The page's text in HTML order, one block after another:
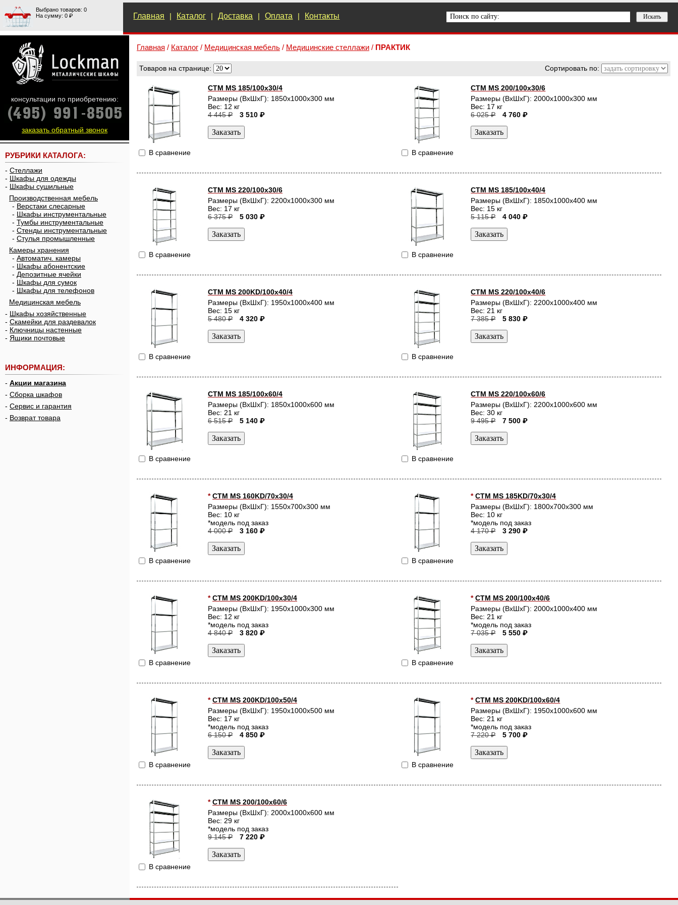
Выбрано товаров: 0
На сумму: 0 ₽
Главная | Каталог | Доставка | Оплата | Контакты
Главная / Каталог / Медицинская мебель / Медицинские стеллажи / ПРАКТИК
Сортировать по:
Товаров на странице:
В сравнение
СТМ MS 185/100х30/4
Размеры (ВхШхГ): 1850x1000x300 мм
Вес: 12 кг
4 445 ₽
3 510 ₽
В сравнение
СТМ MS 200/100х30/6
Размеры (ВхШхГ): 2000x1000x300 мм
Вес: 17 кг
6 025 ₽
4 760 ₽
В сравнение
СТМ MS 220/100х30/6
Размеры (ВхШхГ): 2200x1000x300 мм
Вес: 17 кг
6 375 ₽
5 030 ₽
В сравнение
СТМ MS 185/100х40/4
Размеры (ВхШхГ): 1850x1000x400 мм
Вес: 15 кг
5 115 ₽
4 040 ₽
В сравнение
СТМ MS 200KD/100x40/4
Размеры (ВхШхГ): 1950x1000x400 мм
Вес: 15 кг
5 480 ₽
4 320 ₽
В сравнение
СТМ MS 220/100х40/6
Размеры (ВхШхГ): 2200x1000x400 мм
Вес: 21 кг
7 385 ₽
5 830 ₽
В сравнение
СТМ MS 185/100х60/4
Размеры (ВхШхГ): 1850x1000x600 мм
Вес: 21 кг
6 515 ₽
5 140 ₽
В сравнение
СТМ MS 220/100х60/6
Размеры (ВхШхГ): 2200x1000x600 мм
Вес: 30 кг
9 495 ₽
7 500 ₽
В сравнение
*СТМ MS 160KD/70x30/4
Размеры (ВхШхГ): 1550x700x300 мм
Вес: 10 кг
*модель под заказ
4 000 ₽
3 160 ₽
В сравнение
*СТМ MS 185KD/70x30/4
Размеры (ВхШхГ): 1800x700x300 мм
Вес: 10 кг
*модель под заказ
4 170 ₽
3 290 ₽
В сравнение
*СТМ MS 200KD/100x30/4
Размеры (ВхШхГ): 1950x1000x300 мм
Вес: 12 кг
*модель под заказ
4 840 ₽
3 820 ₽
В сравнение
*СТМ MS 200/100х40/6
Размеры (ВхШхГ): 2000x1000x400 мм
Вес: 21 кг
*модель под заказ
7 035 ₽
5 550 ₽
В сравнение
*СТМ MS 200KD/100x50/4
Размеры (ВхШхГ): 1950x1000x500 мм
Вес: 17 кг
*модель под заказ
6 150 ₽
4 850 ₽
В сравнение
*СТМ MS 200KD/100x60/4
Размеры (ВхШхГ): 1950x1000x600 мм
Вес: 21 кг
*модель под заказ
7 220 ₽
5 700 ₽
В сравнение
*СТМ MS 200/100х60/6
Размеры (ВхШхГ): 2000x1000x600 мм
Вес: 29 кг
*модель под заказ
9 145 ₽
7 220 ₽
консультации по приобретению:
заказать обратный звонок
РУБРИКИ КАТАЛОГА:
- Стеллажи
- Шкафы для одежды
- Шкафы сушильные
Производственная мебель
- Верстаки слесарные
- Шкафы инструментальные
- Тумбы инструментальные
- Стенды инструментальные
- Стулья промышленные
Камеры хранения
- Автоматич. камеры
- Шкафы абонентские
- Депозитные ячейки
- Шкафы для сумок
- Шкафы для телефонов
Медицинская мебель
- Шкафы хозяйственные
- Скамейки для раздевалок
- Ключницы настенные
- Ящики почтовые
ИНФОРМАЦИЯ:
- Акции магазина
- Сборка шкафов
- Сервис и гарантия
- Возврат товара